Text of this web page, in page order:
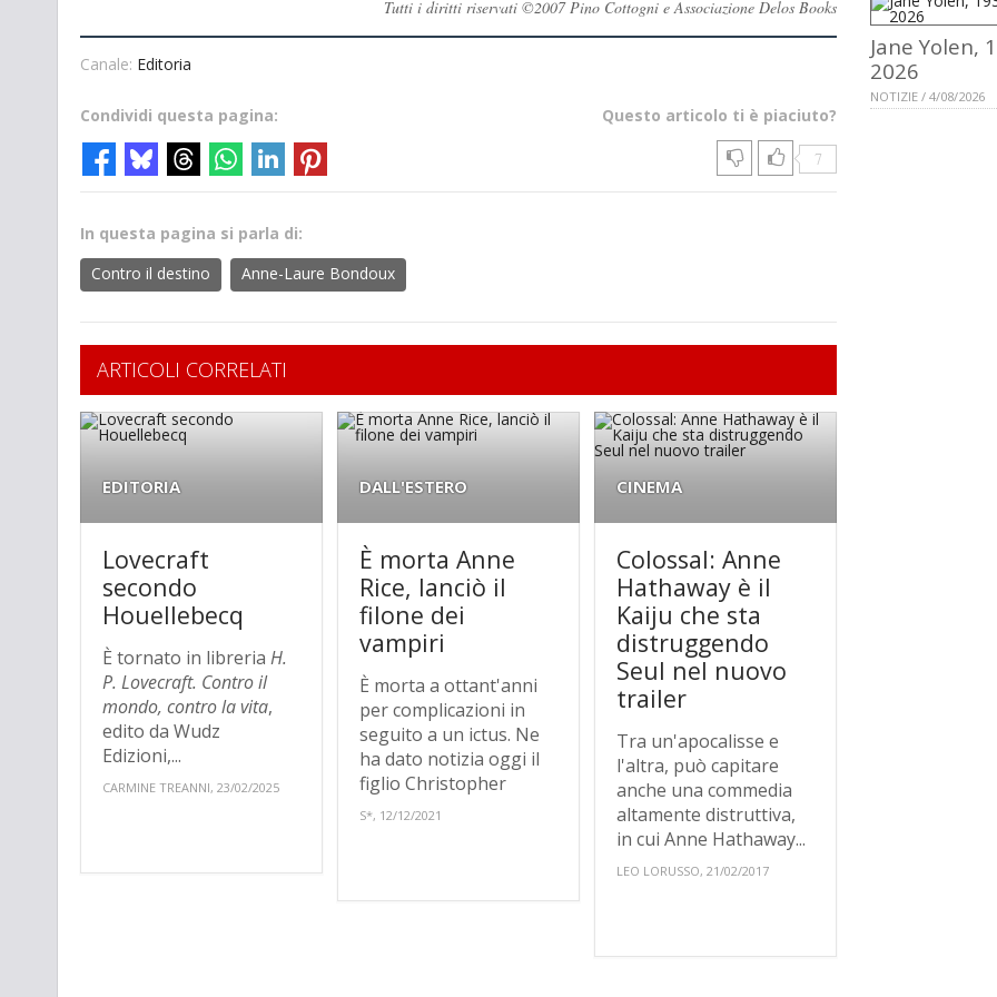
Tutti i diritti riservati ©2007 Pino Cottogni e Associazione Delos Books
Canale: Editoria
Questo articolo ti è piaciuto?
7
Condividi questa pagina:
In questa pagina si parla di:
Contro il destino
Anne-Laure Bondoux
ARTICOLI CORRELATI
EDITORIA
Lovecraft
secondo
Houellebecq
È tornato in libreria H.
P. Lovecraft. Contro il
mondo, contro la vita,
edito da Wudz
Edizioni,...
CARMINE TREANNI, 23/02/2025
DALL'ESTERO
È morta Anne
Rice, lanciò il
filone dei
vampiri
È morta a ottant'anni
per complicazioni in
seguito a un ictus. Ne
ha dato notizia oggi il
figlio Christopher
S*, 12/12/2021
CINEMA
Colossal: Anne
Hathaway è il
Kaiju che sta
distruggendo
Seul nel nuovo
trailer
Tra un'apocalisse e
l'altra, può capitare
anche una commedia
altamente distruttiva,
in cui Anne Hathaway...
LEO LORUSSO, 21/02/2017
Jane Yolen,
2026
NOTIZIE / 4/08/2026